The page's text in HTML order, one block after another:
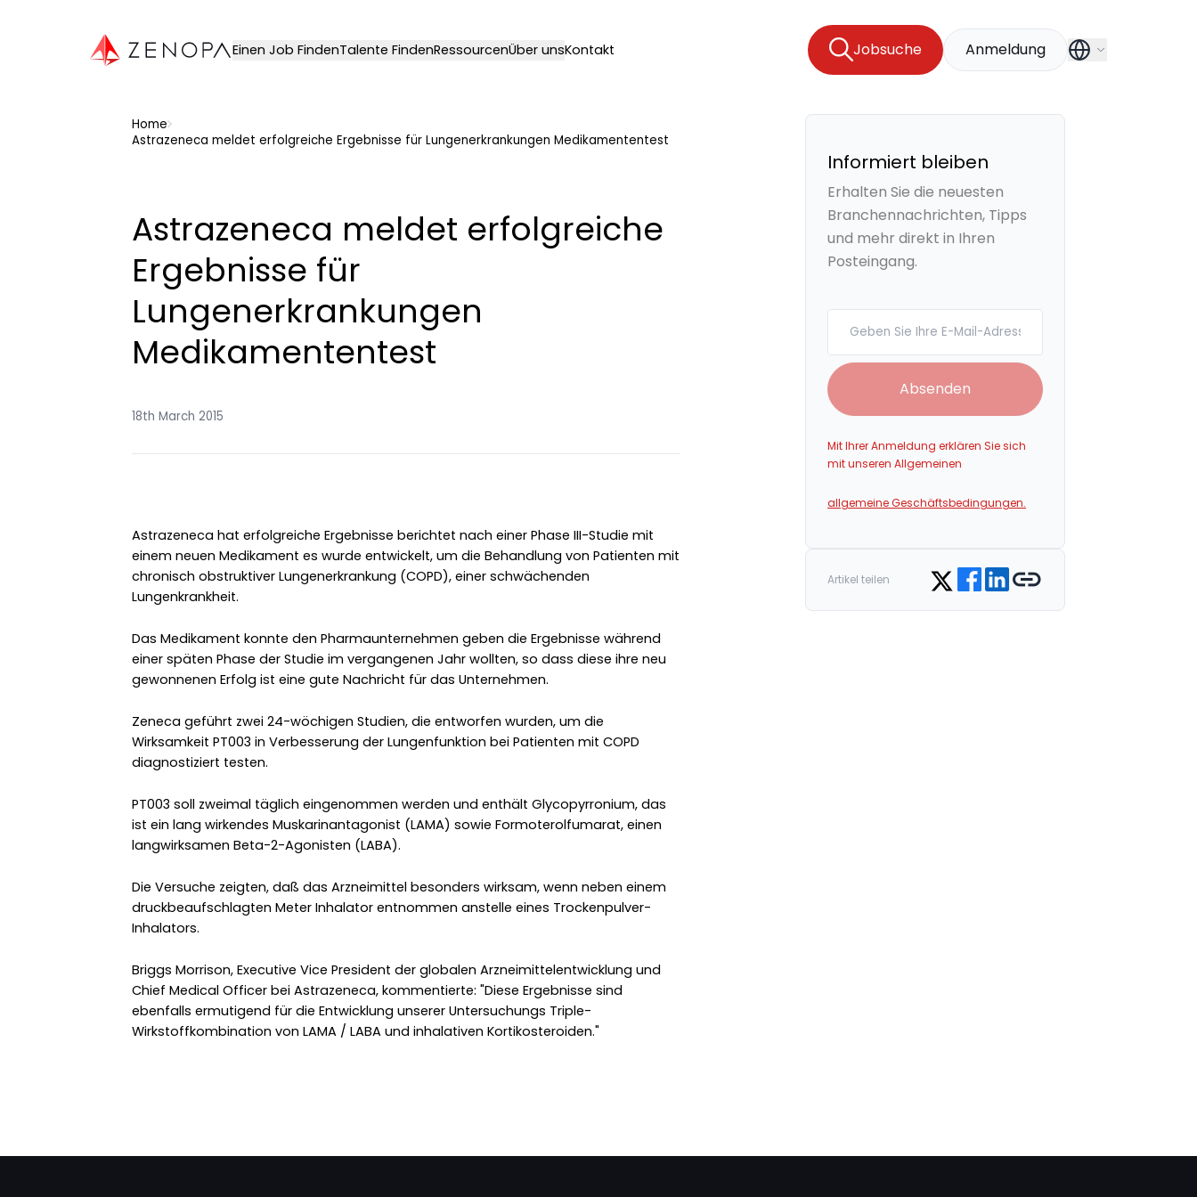
Zenopa Einen Job FindenTalente FindenRessourcenÜber unsKontakt Jobsuche Anmeldung
Home
Astrazeneca meldet erfolgreiche Ergebnisse für Lungenerkrankungen Medikamententest
Astrazeneca meldet erfolgreiche
Ergebnisse für
Lungenerkrankungen
Medikamententest
18th March 2015
Astrazeneca hat erfolgreiche Ergebnisse berichtet nach einer Phase III-Studie mit
einem neuen Medikament es wurde entwickelt, um die Behandlung von Patienten mit
chronisch obstruktiver Lungenerkrankung (COPD), einer schwächenden
Lungenkrankheit.
Das Medikament konnte den Pharmaunternehmen geben die Ergebnisse während
einer späten Phase der Studie im vergangenen Jahr wollten, so dass diese ihre neu
gewonnenen Erfolg ist eine gute Nachricht für das Unternehmen.
Zeneca geführt zwei 24-wöchigen Studien, die entworfen wurden, um die
Wirksamkeit PT003 in Verbesserung der Lungenfunktion bei Patienten mit COPD
diagnostiziert testen.
PT003 soll zweimal täglich eingenommen werden und enthält Glycopyrronium, das
ist ein lang wirkendes Muskarinantagonist (LAMA) sowie Formoterolfumarat, einen
langwirksamen Beta-2-Agonisten (LABA).
Die Versuche zeigten, daß das Arzneimittel besonders wirksam, wenn neben einem
druckbeaufschlagten Meter Inhalator entnommen anstelle eines Trockenpulver-
Inhalators.
Briggs Morrison, Executive Vice President der globalen Arzneimittelentwicklung und
Chief Medical Officer bei Astrazeneca, kommentierte: "Diese Ergebnisse sind
ebenfalls ermutigend für die Entwicklung unserer Untersuchungs Triple-
Wirkstoffkombination von LAMA / LABA und inhalativen Kortikosteroiden."
Informiert bleiben
Erhalten Sie die neuesten
Branchennachrichten, Tipps
und mehr direkt in Ihren
Posteingang.
Absenden
Mit Ihrer Anmeldung erklären Sie sich
mit unseren Allgemeinen
allgemeine Geschäftsbedingungen.
Artikel teilen Share on Twitter
Share on Facebook
Share on LinkedIn
Copy link